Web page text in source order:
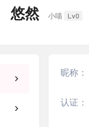
悠然 小喵 Lv0
昵称：
认证：